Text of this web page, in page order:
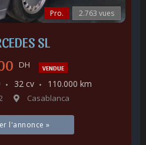
Pro. 2.763 vues
SL
DH VENDUE
32 cv 110.000 km
Casablanca
l'annonce »